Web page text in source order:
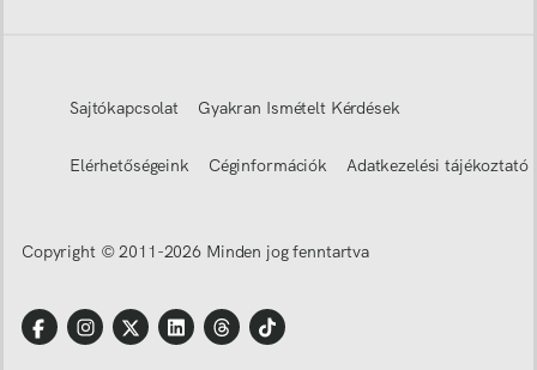
Sajtókapcsolat Gyakran Ismételt Kérdések
Elérhetőségeink Céginformációk Adatkezelési tájékoztató
Copyright © 2011-2026 Minden jog fenntartva